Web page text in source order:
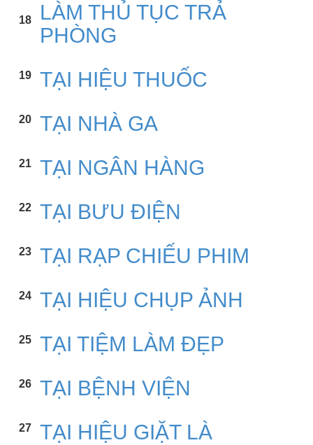
18
LÀM THỦ TỤC TRẢ
PHÒNG
19 TẠI HIỆU THUỐC
20 TẠI NHÀ GA
21 TẠI NGÂN HÀNG
22 TẠI BƯU ĐIỆN
23 TẠI RẠP CHIẾU PHIM
24 TẠI HIỆU CHỤP ẢNH
25 TẠI TIỆM LÀM ĐẸP
26 TẠI BỆNH VIỆN
27 TẠI HIỆU GIẶT LÀ